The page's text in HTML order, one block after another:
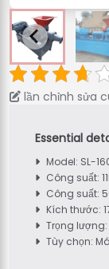
lần chỉnh sửa
Model: SL-
Công suất:
Công suất:
Kích thước:
Trọng
Tùy chọn: